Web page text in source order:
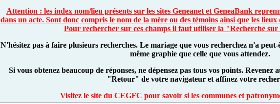
Attention : les index nom/lieu présents sur les sites Geneanet et GeneaBank
dans un acte. Sont donc compris le nom de la mère ou des témoins ainsi que les
Pour rechercher sur ces champs il faut utiliser la "Recherche sur
N'hésitez pas à faire plusieurs recherches. Le mariage que vous recherchez n'a peut-
même graphie que celle que vous attendez.
Si vous obtenez beaucoup de réponses, ne dépensez pas tous vos points.
"Retour" de votre navigateur et affinez votre
Visitez le site du CEGFC pour savoir si les communes et